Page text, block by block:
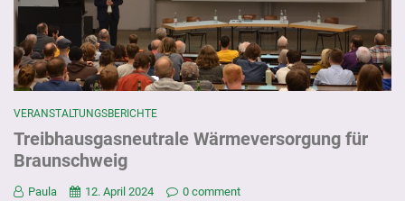
VERANSTALTUNGSBERICHTE
Treibhausgasneutrale Wärmeversorgung für
Braunschweig
Paula 12. April 2024 0 comment